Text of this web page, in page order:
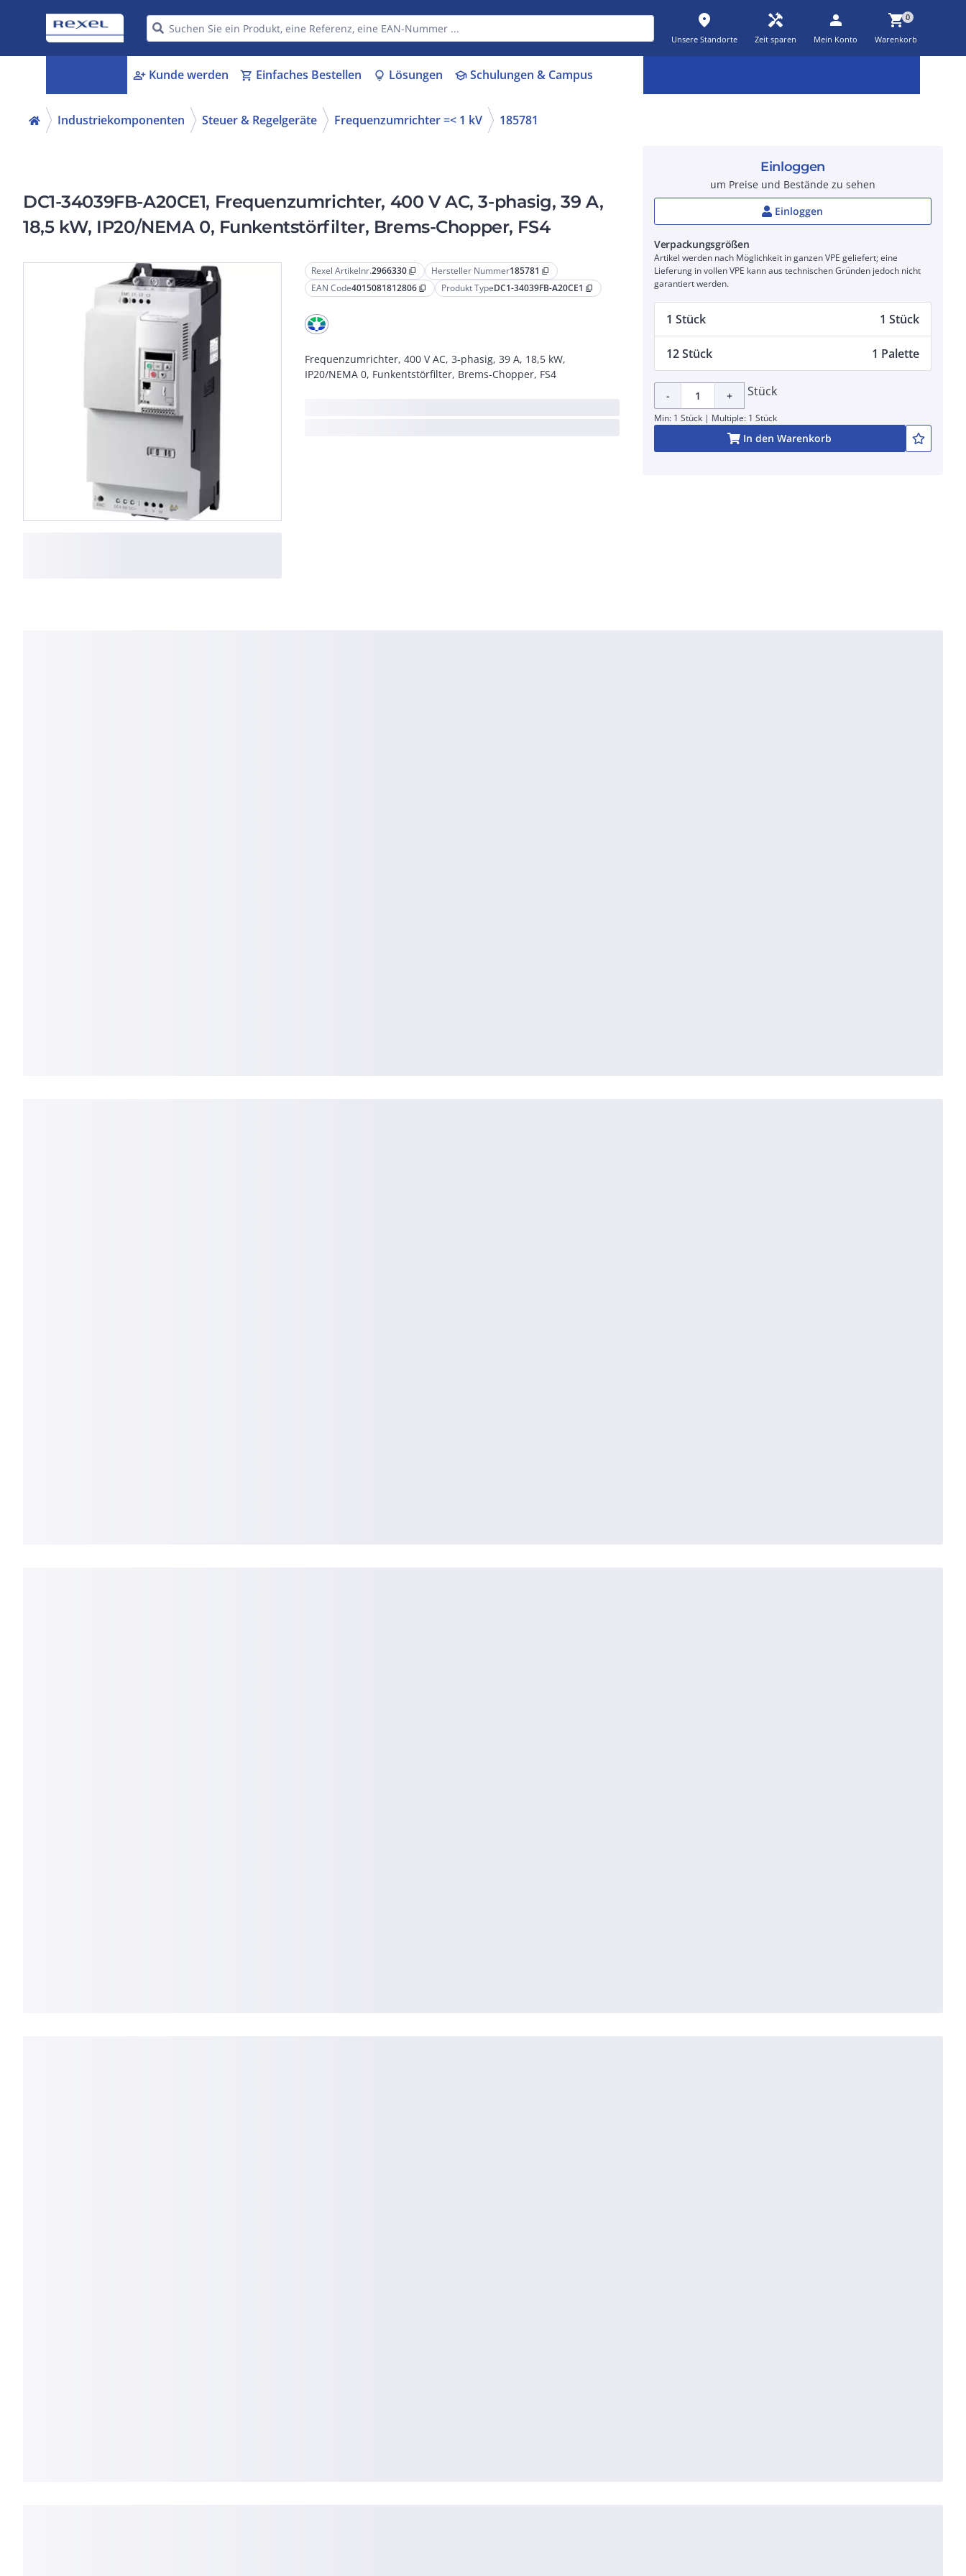
place
Unsere Standorte
handyman
Zeit sparen
person
Mein Konto
shopping_cart0
Warenkorb
person_add Kunde werden shopping_cart Einfaches Bestellen lightbulb Lösungen schoolSchulungen & Campus
Industriekomponenten Steuer & Regelgeräte Frequenzumrichter =< 1 kV 185781
DC1-34039FB-A20CE1, Frequenzumrichter, 400 V AC, 3-phasig, 39 A,
18,5 kW, IP20/NEMA 0, Funkentstörfilter, Brems-Chopper, FS4
Rexel Artikelnr.2966330 content_copy Hersteller Nummer185781 content_copy
EAN Code4015081812806 content_copy Produkt TypeDC1-34039FB-A20CE1 content_copy
Frequenzumrichter, 400 V AC, 3-phasig, 39 A, 18,5 kW,
IP20/NEMA 0, Funkentstörfilter, Brems-Chopper, FS4
Einloggen
um Preise und Bestände zu sehen
Einloggen
Verpackungsgrößen
Artikel werden nach Möglichkeit in ganzen VPE geliefert; eine
Lieferung in vollen VPE kann aus technischen Gründen jedoch nicht
garantiert werden.
1 Stück 1 Stück
12 Stück 1 Palette
- + Stück
Min: 1 Stück | Multiple: 1 Stück
In den Warenkorb